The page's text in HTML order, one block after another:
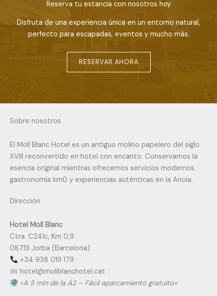
Reserva tu estancia con nosotros hoy
Disfruta de una experiencia única en un entorno natural,
perfecto para escapadas, eventos y mucho más.
RESERVAR AHORA
Sobre nosotros
El Molí Blanc Hotel es un antiguo molino papelero del siglo
XVIII reconvertido en hotel con encanto. Conservamos la
esencia original mientras ofrecemos servicios modernos,
gastronomía km0 y experiencias auténticas en la Anoia.
Dirección
Hotel Molí Blanc
Ctra. C241c, Km 0,9
08719 Jorba (Barcelona)
+34 938 019 179
tac.letohcnalbilom
@letoh
«A 5 min de la A2 – Fácil aparcamiento gratuito»